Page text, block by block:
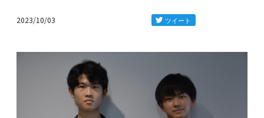
2023/10/03